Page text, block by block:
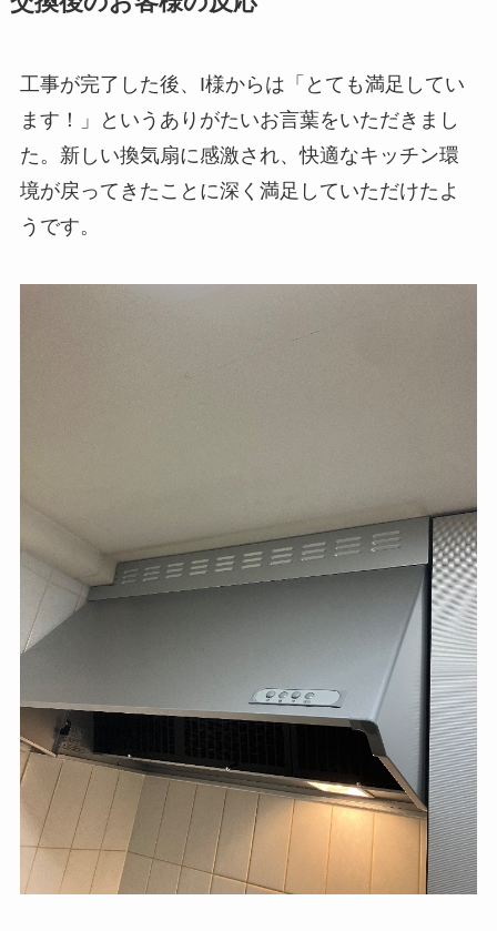
工事が完了した後、I様からは「とても満足してい
ます！」というありがたいお言葉をいただきまし
た。新しい換気扇に感激され、快適なキッチン環
境が戻ってきたことに深く満足していただけたよ
うです。